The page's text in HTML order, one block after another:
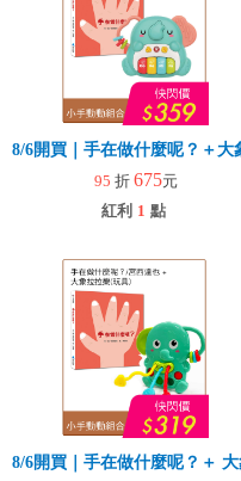
8/6開買｜手在做什麼呢？＋大
95 折 675元
紅利 1 點
8/6開買｜手在做什麼呢？＋